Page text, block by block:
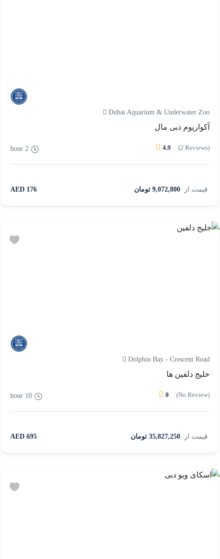
Dubai Aquarium & Underwater Zoo
آکواریوم دبی مال
4.9 (2 Reviews)
قیمت از 9,072,800 تومان 176 AED
2 hour
Dolphin Bay - Crescent Road
خلیج دلفین ها
0 (No Review)
قیمت از 35,827,250 تومان 695 AED
10 hour